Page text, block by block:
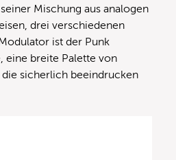
Mischung aus analogen
drei verschiedenen
ist der Punk
eine breite Palette von
die sicherlich beeindrucken